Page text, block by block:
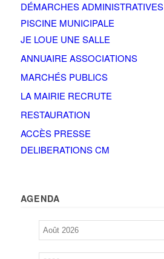
DÉMARCHES ADMINISTRATIVES
PISCINE MUNICIPALE
JE LOUE UNE SALLE
ANNUAIRE ASSOCIATIONS
MARCHÉS PUBLICS
LA MAIRIE RECRUTE
RESTAURATION
ACCÈS PRESSE
DELIBERATIONS CM
AGENDA